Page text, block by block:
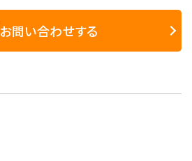
お問い合わせする